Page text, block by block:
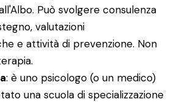
Può svolgere consulenza
valutazioni
e attività di prevenzione. Non
: è uno psicologo (o un medico)
una scuola di specializzazione